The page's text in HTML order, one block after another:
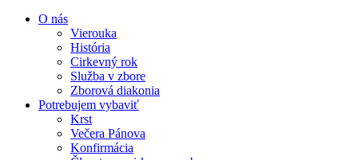
O nás
Vierouka
História
Cirkevný rok
Služba v zbore
Zborová diakonia
Potrebujem vybaviť
Krst
Večera Pánova
Konfirmácia